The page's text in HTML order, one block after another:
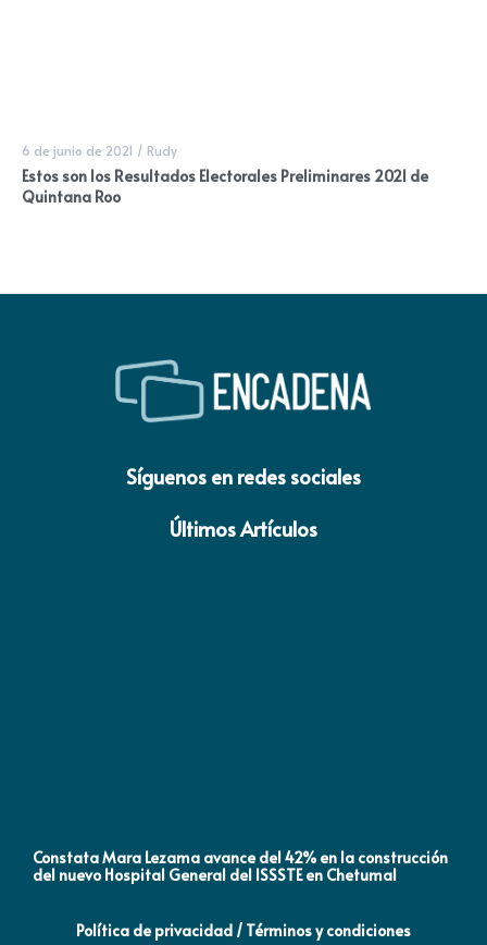
6 de junio de 2021 / Rudy
Estos son los Resultados Electorales Preliminares 2021 de
Quintana Roo
Síguenos en redes sociales
Últimos Artículos
Constata Mara Lezama avance del 42% en la construcción
del nuevo Hospital General del ISSSTE en Chetumal
Política de privacidad / Términos y condiciones